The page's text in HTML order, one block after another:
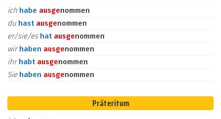
ich habe ausgenommen
du hast ausgenommen
er/sie/es hat ausgenommen
wirhaben ausgenommen
ihrhabt ausgenommen
Sie haben ausgenommen
Präteritum